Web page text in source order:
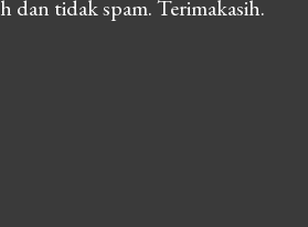
dan tidak spam. Terimakasih.